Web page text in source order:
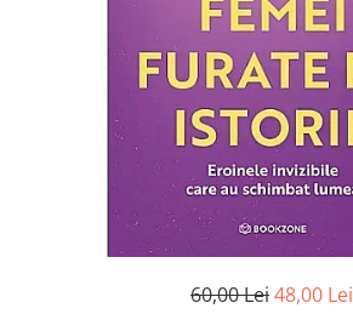
Istorie/Critica
Jurnale/Memorii
Manuale scolare/Cursuri60,00 Lei48,00 Lei